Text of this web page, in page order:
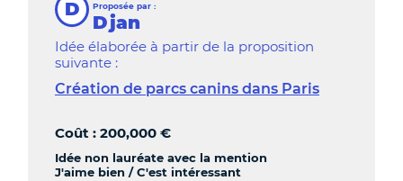
D Proposée par :
Djan
Idée élaborée à partir de la proposition
suivante :
Création de parcs canins dans Paris
Coût : 200,000 €
Idée non lauréate avec la mention
J'aime bien / C'est intéressant